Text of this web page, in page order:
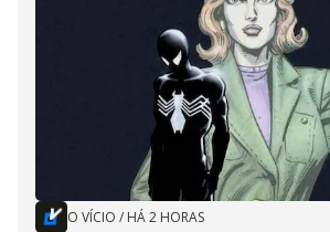
O VÍCIO / HÁ 2 HORAS